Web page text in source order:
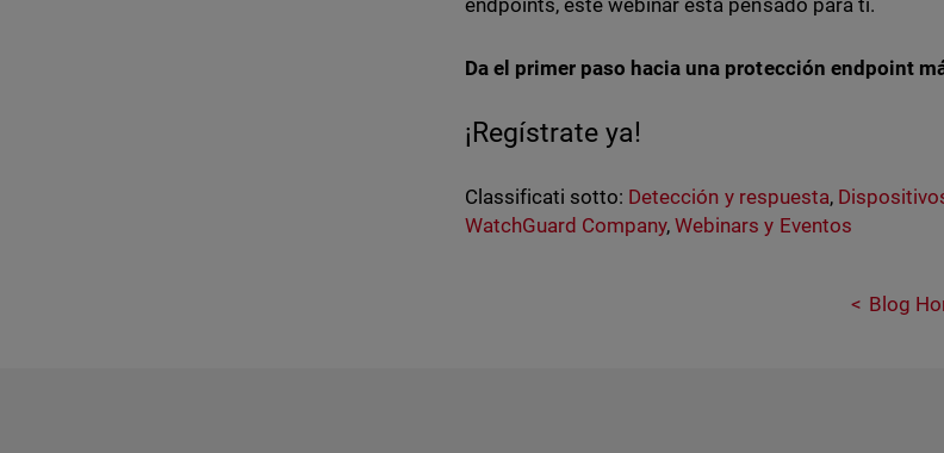
Da el primer paso hacia una protección endpoint
¡Regístrate ya!
Classificati sotto: Detección y respuesta,
WatchGuard Company,Webinars y Eventos
Blog